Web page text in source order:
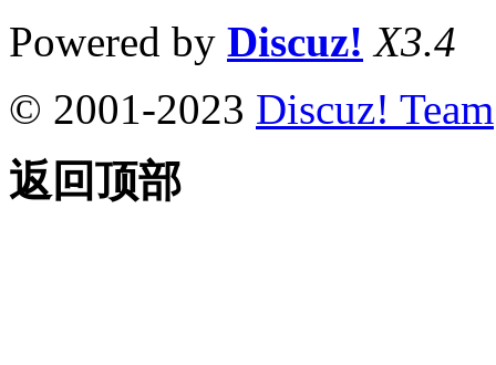
Powered by Discuz! X3.4
© 2001-2023 Discuz! Team
返回顶部